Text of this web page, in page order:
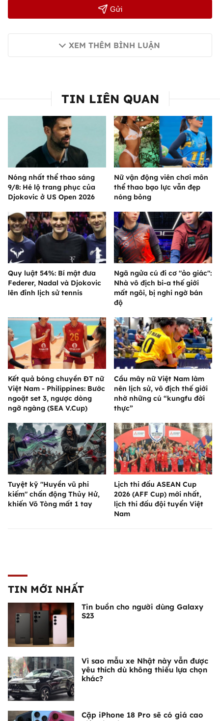
Gửi
XEM THÊM BÌNH LUẬN
TIN LIÊN QUAN
Nóng nhất thể thao sáng
9/8: Hé lộ trang phục của
Djokovic ở US Open 2026
Nữ vận động viên chơi môn
thể thao bạo lực vẫn đẹp
nóng bỏng
Quy luật 54%: Bí mật đưa
Federer, Nadal và Djokovic
lên đỉnh lịch sử tennis
Ngã ngửa cú đi cơ "ảo giác":
Nhà vô địch bi-a thế giới
mất ngôi, bị nghi ngờ bán
độ
Kết quả bóng chuyền ĐT nữ
Việt Nam - Philippines: Bước
ngoặt set 3, ngược dòng
ngỡ ngàng (SEA V.Cup)
Cầu mây nữ Việt Nam làm
nên lịch sử, vô địch thế giới
nhờ những cú “kungfu đời
thực”
Tuyệt kỹ "Huyền vũ phi
kiếm" chấn động Thủy Hử,
khiến Võ Tòng mất 1 tay
Lịch thi đấu ASEAN Cup
2026 (AFF Cup) mới nhất,
lịch thi đấu đội tuyển Việt
Nam
TIN MỚI NHẤT
Tin buồn cho người dùng Galaxy
S23
Vì sao mẫu xe Nhật này vẫn được
yêu thích dù không thiếu lựa chọn
khác?
Cặp iPhone 18 Pro sẽ có giá cao